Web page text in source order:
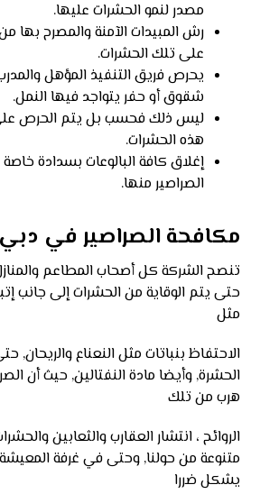
مصدر لنمو الحشرات عليها.
رش المبيدات الآمنة والمصرح بها
على تلك الحشرات.
يحرص فريق التنفيذ المؤهل
شقوق أو حفر يتواجد فيها النمل.
ليس ذلك فحسب بل يتم الحرص
هذه الحشرات.
إغلاق كافة البالوعات بسدادة
الصراصير منها.
مكافحة الصراصير في دبي
تنصح الشركة كل أصحاب المطاعم
حتى يتم الوقاية من الحشرات إلى جانب
مثل
الاحتفاظ بنباتات مثل النعناع
الحشرة, وأيضا مادة النفتالين, حيث أن
هرب من تلك
الروائح ، انتشار العقارب والثعابين
متنوعة من حولنا, وحتى في غرفة المعيشة
يشكل ضررا